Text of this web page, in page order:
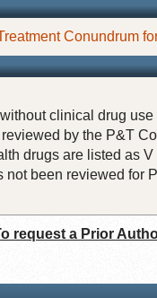
Conundrum
clinical drug
by the P&T
drugs are listed as
been reviewed for
request a Prior